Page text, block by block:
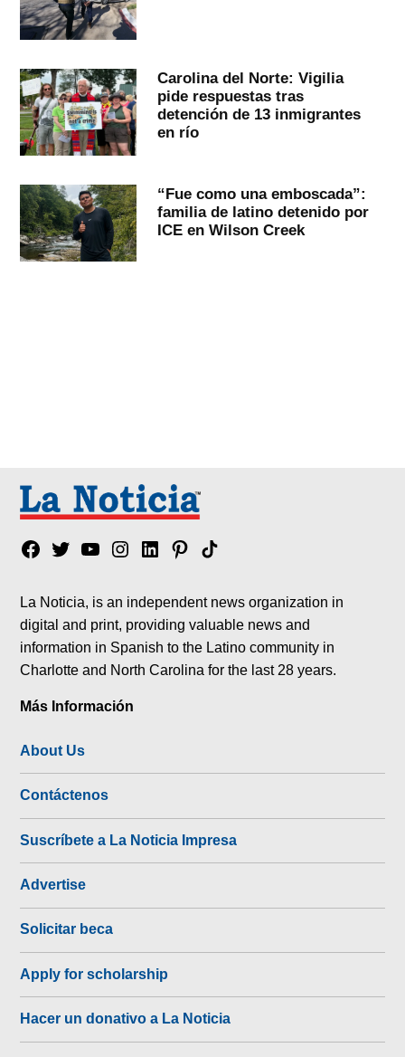
Carolina del Norte: Vigilia
pide respuestas tras
detención de 13 inmigrantes
en río
“Fue como una emboscada”:
familia de latino detenido por
ICE en Wilson Creek
Facebook
TwitterYouTubeInstagram
LinkedinPinterest
Tik
La Noticia, is an independent news organization in
digital and print, providing valuable news and
information in Spanish to the Latino community in
Charlotte and North Carolina for the last 28 years.
Más Información
About Us
Contáctenos
Suscríbete a La Noticia Impresa
Advertise
Solicitar beca
Apply for scholarship
Hacer un donativo a La Noticia